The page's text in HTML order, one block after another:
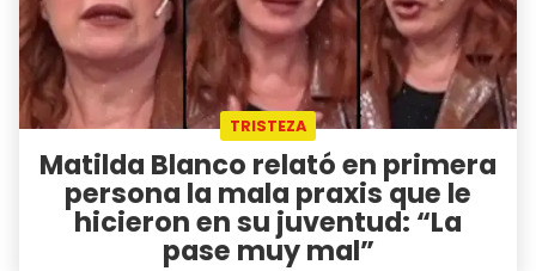
TRISTEZA
Matilda Blanco relató en primera
persona la mala praxis que le
hicieron en su juventud: “La
pase muy mal”